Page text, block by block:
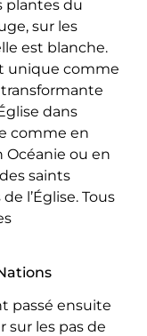
plantes du
sur les
est blanche.
unique comme
dans
comme en
ou en
saints
l’Église. Tous
passé ensuite
sur les pas de